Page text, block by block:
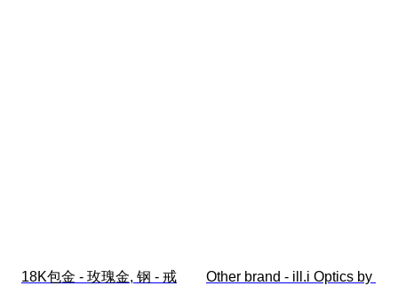
18K包金 - 玫瑰金, 钢 - 戒
Other brand - ill.i Optics by